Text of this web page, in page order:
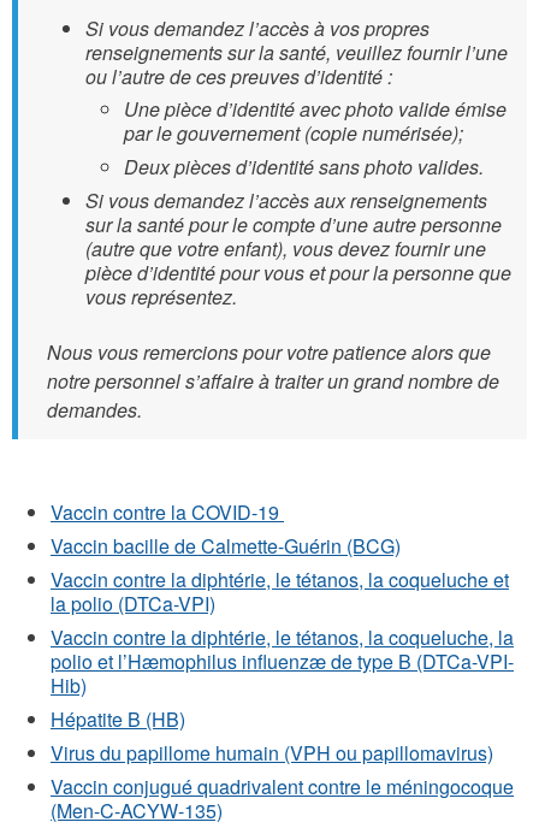
Si vous demandez l’accès à vos propres
renseignements sur la santé, veuillez fournir l’une
ou l’autre de ces preuves d’identité :
Une pièce d’identité avec photo valide émise
par le gouvernement (copie numérisée);
Deux pièces d’identité sans photo valides.
Si vous demandez l’accès aux renseignements
sur la santé pour le compte d’une autre personne
(autre que votre enfant), vous devez fournir une
pièce d’identité pour vous et pour la personne que
vous représentez.
Nous vous remercions pour votre patience alors que
notre personnel s’affaire à traiter un grand nombre de
demandes.
Vaccin contre la COVID-19
Vaccin bacille de Calmette-Guérin (BCG)
Vaccin contre la diphtérie, le tétanos, la coqueluche et
la polio (DTCa-VPI)
Vaccin contre la diphtérie, le tétanos, la coqueluche, la
polio et l’Hæmophilus influenzæ de type B (DTCa-VPI-
Hib)
Hépatite B (HB)
Virus du papillome humain (VPH ou papillomavirus)
Vaccin conjugué quadrivalent contre le méningocoque
(Men-C-ACYW-135)